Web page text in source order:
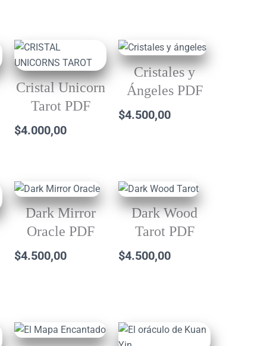
Cristal Unicorn
Tarot PDF
$4.000,00
Cristales y
Ángeles PDF
$4.500,00
Dark Mirror
Oracle PDF
$4.500,00
Dark Wood
Tarot PDF
$4.500,00